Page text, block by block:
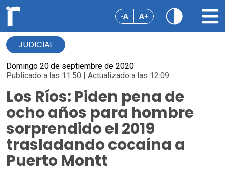
-A A+
JUDICIAL
Domingo 20 de septiembre de 2020
Publicado a las 11:50 | Actualizado a las 12:09
Los Ríos: Piden pena de
ocho años para hombre
sorprendido el 2019
trasladando cocaína a
Puerto Montt